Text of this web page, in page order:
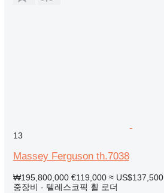
13
Massey Ferguson th.7038
₩195,800,000 €119,000 ≈ US$137,500
중장비 - 텔레스코픽 휠 로더